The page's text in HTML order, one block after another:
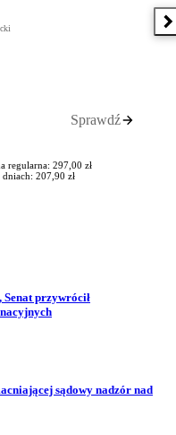
Sprawdź
regularna: 297,00 zł
207,90 zł
Senat przywrócił
sądowy nadzór nad